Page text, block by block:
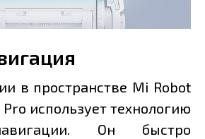
в пространстве Mi Robot
использует технологию
Он быстро